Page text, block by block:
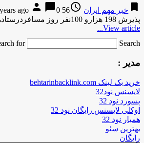
bookmark خبر مهم ایران access_time
56 years ago
person chat_bubble0
پذیرش 198 هزارو 100نفر روز مسافردرستادهای اسکان تابستانی فرهنگیان استان به گزارش مركز اطلاع رسانی و روابط عمومی وزارت آموزش …
View article...
for
Search …
مدیر :
خرید بک لینک behtarinbacklink.com
لایسنس نود32
پسورد نود 32
اوکلی لایسنس رایگان نود 32
همیار نود 32
بهترین سئو
رایگان